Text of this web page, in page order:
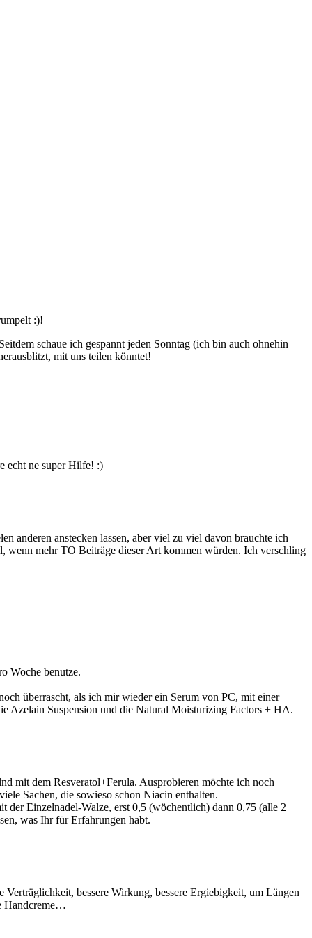
:)!
schaue ich gespannt jeden Sonntag (ich bin auch ohnehin
mit uns teilen könntet!
echt ne super Hilfe! :)
anderen anstecken lassen, aber viel zu viel davon brauchte ich
mehr TO Beiträge dieser Art kommen würden. Ich verschling
Woche benutze.
überrascht, als ich mir wieder ein Serum von PC, mit einer
Azelain Suspension und die Natural Moisturizing Factors + HA.
mit dem Resveratol+Ferula. Ausprobieren möchte ich noch
Sachen, die sowieso schon Niacin enthalten.
der Einzelnadel-Walze, erst 0,5 (wöchentlich) dann 0,75 (alle 2
was Ihr für Erfahrungen habt.
bessere Wirkung, bessere Ergiebigkeit, um Längen
Handcreme…